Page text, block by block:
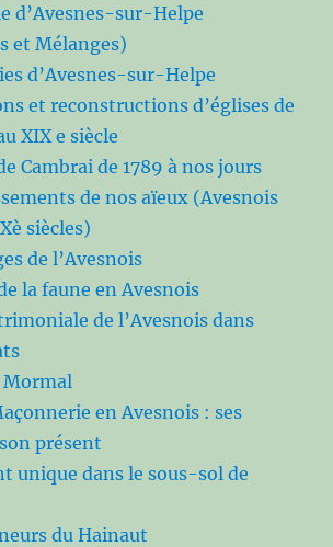
d’Avesnes-sur-Helpe
et Mélanges)
d’Avesnes-sur-Helpe
et reconstructions d’églises de
XIX e siècle
Cambrai de 1789 à nos jours
de nos aïeux (Avesnois
siècles)
de l’Avesnois
la faune en Avesnois
de l’Avesnois dans
Mormal
en Avesnois : ses
présent
unique dans le sous-sol de
du Hainaut